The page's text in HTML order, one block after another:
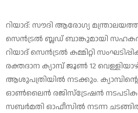
റിയാദ്: സൗദി ആരോഗ്യ
സെന്‍ട്രല്‍ ബ്ലഡ് ബാങ്കുമായി
റിയാദ് സെന്‍ട്രല്‍ കമ്മിറ്റി
രക്തദാന ക്യാമ്പ് ജൂണ്‍ 12
ആശുപത്രിയില്‍ നടക്കും.
ഓണ്‍ലൈന്‍ രജിസ്‌ട്രേഷന്‍
സബര്‍മതി ഓഫീസില്‍ നടന്ന